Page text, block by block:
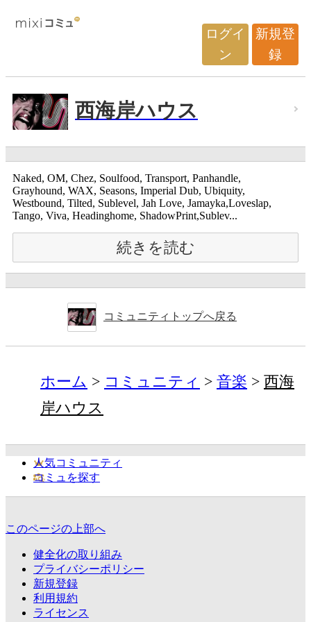
ログイ
ン
新規登
録
西海岸ハウス
Naked, OM, Chez, Soulfood, Transport, Panhandle,
Grayhound, WAX, Seasons, Imperial Dub, Ubiquity,
Westbound, Tilted, Sublevel, Jah Love, Jamayka,Loveslap,
Tango, Viva, Headinghome, ShadowPrint,Sublev...
続きを読む
コミュニティトップへ戻る
ホーム コミュニティ 音楽
西海
岸ハウス
人気コミュニティ
コミュを探す
このページの上部へ
健全化の取り組み
プライバシーポリシー
新規登録
利用規約
ライセンス